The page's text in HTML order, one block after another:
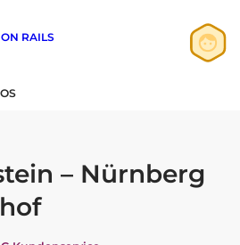
ON RAILS
– Nürnberg